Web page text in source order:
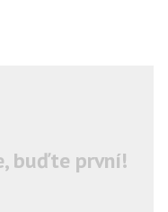
buďte první!